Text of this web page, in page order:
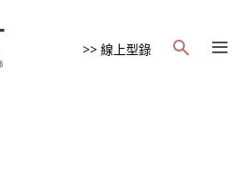
>> 線上型錄